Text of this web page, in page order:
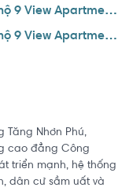
Căn hộ 9 View Apartment 1 phòng ngủ
Căn hộ 9 View Apartment 3 phòng ngủ
Nhơn Phú,
cao đẳng Công
triển mạnh, hệ thống
dân cư sầm uất và